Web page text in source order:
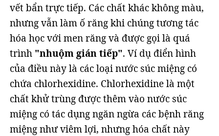
vết bẩn trực tiếp. Các chất khác không màu,
nhưng vẫn làm ố răng khi chúng tương tác
hóa học với men răng và được gọi là quá
trình "nhuộm gián tiếp". Ví dụ điển hình
của điều này là các loại nước súc miệng có
chứa chlorhexidine. Chlorhexidine là một
chất khử trùng được thêm vào nước súc
miệng có tác dụng ngăn ngừa các bệnh răng
miệng như viêm lợi, nhưng hóa chất này